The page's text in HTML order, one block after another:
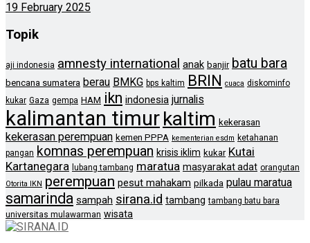
19 February 2025
Topik
aji indonesia amnesty international anak banjir batu bara
bencana sumatera berau BMKG bps kaltim BRIN cuaca diskominfo
kukar Gaza gempa HAM ikn indonesia jurnalis
kalimantan timurkaltim kekerasan
kekerasan perempuan kemen PPPA kementerian esdm ketahanan
pangan komnas perempuan krisis iklim kukar Kutai
Kartanegara lubang tambang maratua masyarakat adat orangutan
Otorita IKN perempuan pesut mahakam pilkada pulau maratua
samarinda sampah sirana.id tambang tambang batu bara
universitas mulawarman wisata